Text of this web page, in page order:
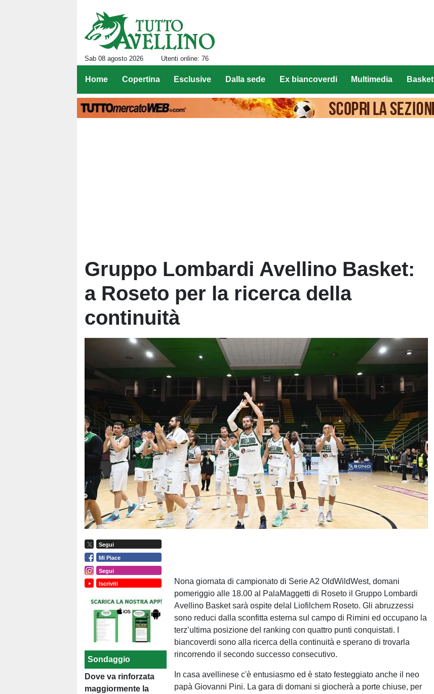
Sab 08 agosto 2026 Utenti online: 76
Home Copertina Esclusive Dalla sede Ex biancoverdi Multimedia Basket
Gruppo Lombardi Avellino Basket:
a Roseto per la ricerca della
continuità
Segui
Mi Piace
Segui
Iscriviti
Sondaggio
Dove va rinforzata
maggiormente la
Nona giornata di campionato di Serie A2 OldWildWest, domani
pomeriggio alle 18.00 al PalaMaggetti di Roseto il Gruppo Lombardi
Avellino Basket sarà ospite delal Liofilchem Roseto. Gli abruzzessi
sono reduci dalla sconfitta esterna sul campo di Rimini ed occupano la
terz’ultima posizione del ranking con quattro punti conquistati. I
biancoverdi sono alla ricerca della continuità e sperano di trovarla
rincorrendo il secondo successo consecutivo.
In casa avellinese c'è entusiasmo ed è stato festeggiato anche il neo
papà Giovanni Pini. La gara di domani si giocherà a porte chiuse, per